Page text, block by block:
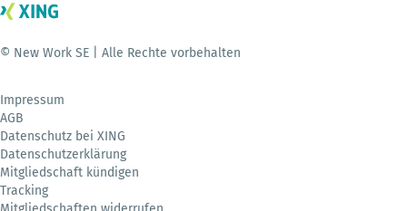
© New Work SE | Alle Rechte vorbehalten
Impressum
AGB
Datenschutz bei XING
Datenschutzerklärung
Mitgliedschaft kündigen
Tracking